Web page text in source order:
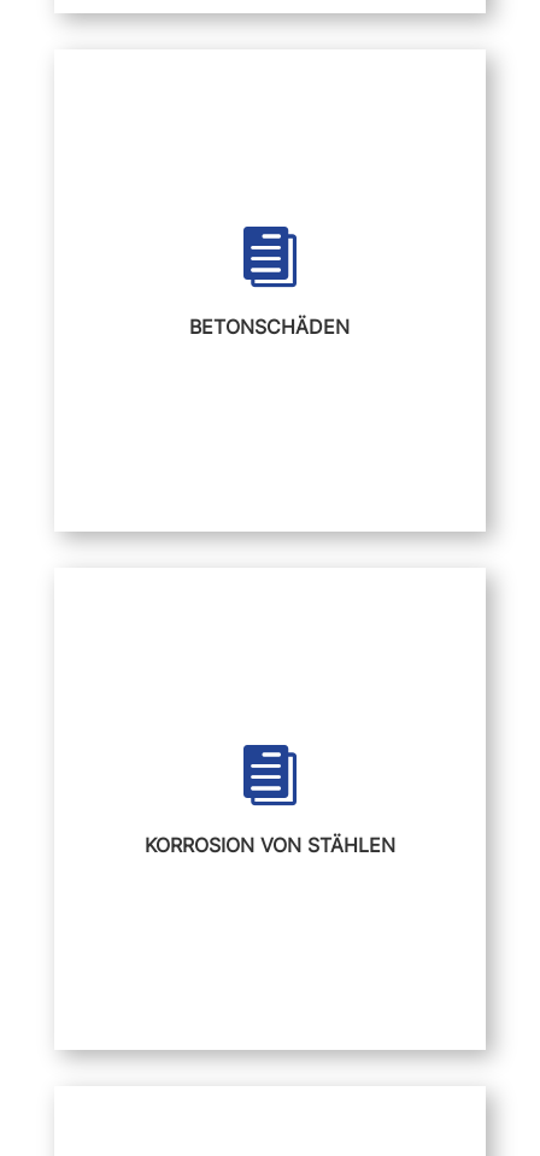
Druckfestigkeiten im Zweifelsfall
Druckfestigkeiten am Bauwerk

BETONSCHÄDEN
Treibreaktionen

KORROSION VON STÄHLEN